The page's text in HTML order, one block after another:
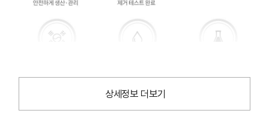
상세정보 더보기